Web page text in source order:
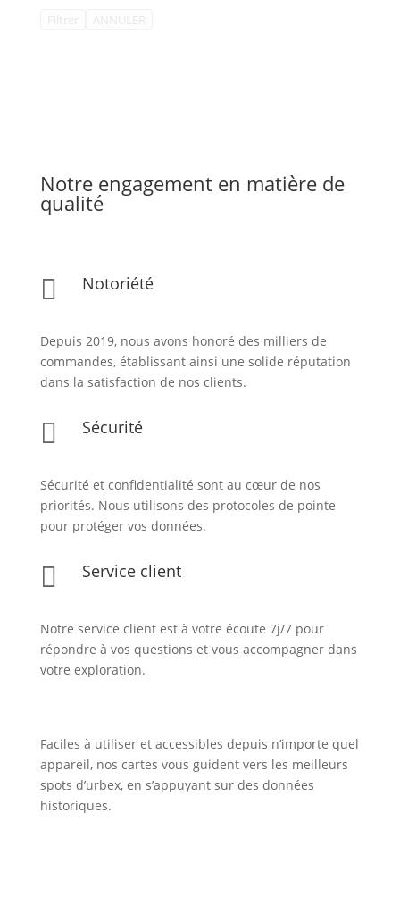
Notre engagement en matière de
qualité
 Notoriété
Depuis 2019, nous avons honoré des milliers de
commandes, établissant ainsi une solide réputation
dans la satisfaction de nos clients.
 Sécurité
Sécurité et confidentialité sont au cœur de nos
priorités. Nous utilisons des protocoles de pointe
pour protéger vos données.
 Service client
Notre service client est à votre écoute 7j/7 pour
répondre à vos questions et vous accompagner dans
votre exploration.
Faciles à utiliser et accessibles depuis n’importe quel
appareil, nos cartes vous guident vers les meilleurs
spots d’urbex, en s’appuyant sur des données
historiques.